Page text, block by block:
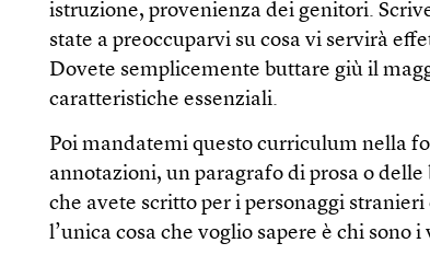
istruzione, provenienza dei genitori.
state a preoccuparvi su cosa vi servirà
Dovete semplicemente buttare giù il
caratteristiche essenziali.
Poi mandatemi questo curriculum nella
annotazioni, un paragrafo di prosa o
che avete scritto per i personaggi
l’unica cosa che voglio sapere è chi sono